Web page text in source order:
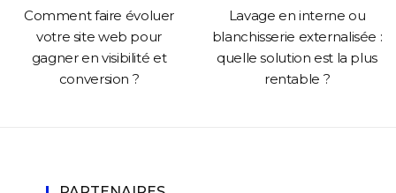
Comment faire évoluer
votre site web pour
gagner en visibilité et
conversion ?
Lavage en interne ou
blanchisserie externalisée :
quelle solution est la plus
rentable ?